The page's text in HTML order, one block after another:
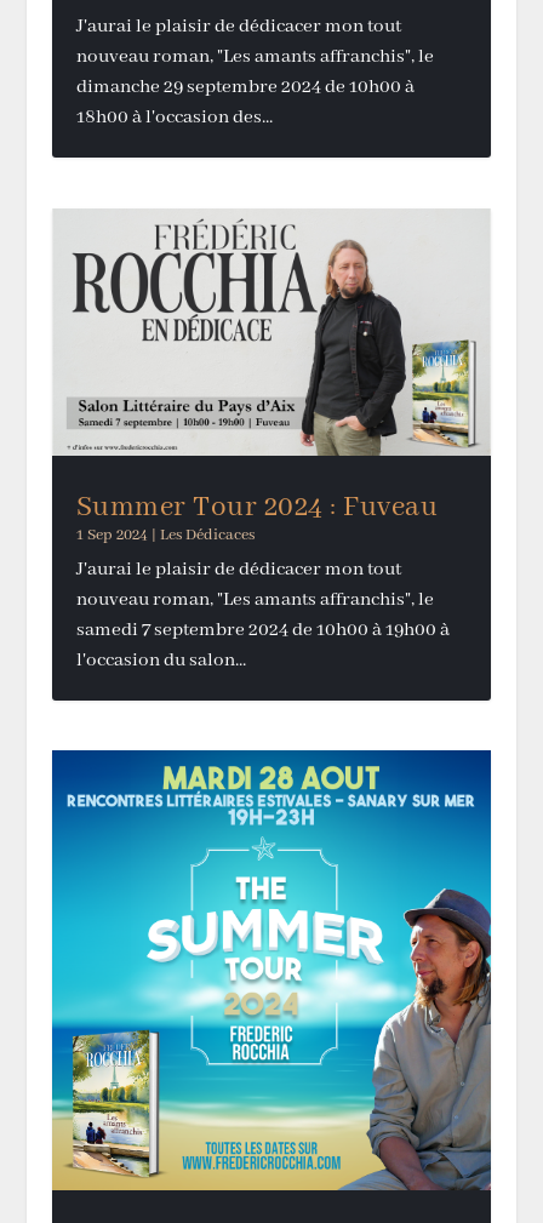
J'aurai le plaisir de dédicacer mon tout
nouveau roman, "Les amants affranchis", le
dimanche 29 septembre 2024 de 10h00 à
18h00 à l'occasion des...
Summer Tour 2024 : Fuveau
1 Sep 2024 | Les Dédicaces
J'aurai le plaisir de dédicacer mon tout
nouveau roman, "Les amants affranchis", le
samedi 7 septembre 2024 de 10h00 à 19h00 à
l'occasion du salon...